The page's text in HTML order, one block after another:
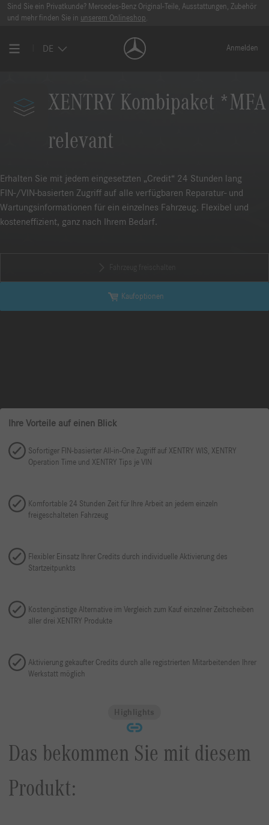
Sind Sie ein Privatkunde? Mercedes-Benz Original-Teile, Ausstattungen, Zubehör
und mehr finden Sie in unserem Onlineshop.
DE Anmelden
XENTRY Kombipaket *MFA
relevant
Erhalten Sie mit jedem eingesetzten „Credit“ 24 Stunden lang
FIN-/VIN-basierten Zugriff auf alle verfügbaren Reparatur- und
Wartungsinformationen für ein einzelnes Fahrzeug. Flexibel und
kosteneffizient, ganz nach Ihrem Bedarf.
Kaufoptionen
Ihre Vorteile auf einen Blick
Sofortiger FIN-basierter All-in-One Zugriff auf XENTRY WIS, XENTRY
Operation Time und XENTRY Tips je VIN
Komfortable 24 Stunden Zeit für Ihre Arbeit an jedem einzeln
freigeschalteten Fahrzeug
Flexibler Einsatz Ihrer Credits durch individuelle Aktivierung des
Startzeitpunkts
Kostengünstige Alternative im Vergleich zum Kauf einzelner Zeitscheiben
aller drei XENTRY Produkte
Aktivierung gekaufter Credits durch alle registrierten Mitarbeitenden Ihrer
Werkstatt möglich
Highlights
Das bekommen Sie mit diesem
Produkt: